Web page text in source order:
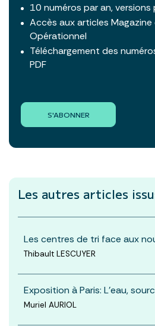
10 numéros par an,
Accès aux articles
Opérationnel
Téléchargement des
PDF
S'ABONNER
Les autres articles
Les centres de tri face aux
Thibault LESCUYER
Exposition à Paris: L’eau,
Muriel AURIOL